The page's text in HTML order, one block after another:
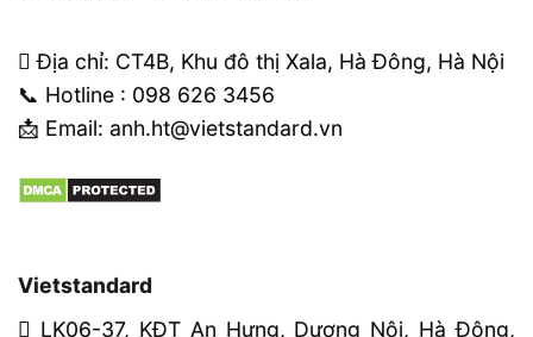
Địa chỉ: CT4B, Khu đô thị Xala, Hà Đông, Hà Nội
📞 Hotline : 098 626 3456
📩 Email: anh.ht@vietstandard.vn
Vietstandard
LK06-37, KĐT An Hưng, Dương Nội, Hà Đông,